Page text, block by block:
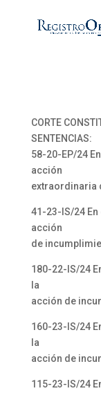
CORTE
SENTENCIAS:
58-20-EP/24
acción
extraordinaria
41-23-IS/24
acción
de
180-22-IS/24
la
acción de
160-23-IS/24
la
acción de
115-23-IS/24